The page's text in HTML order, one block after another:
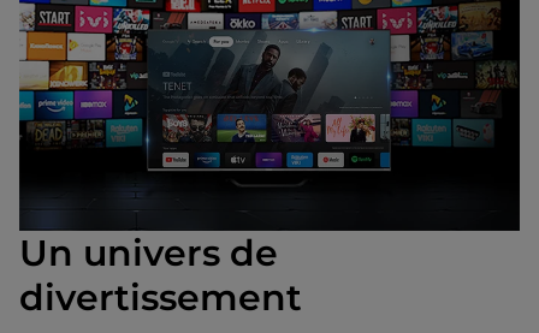
Un univers de
divertissement